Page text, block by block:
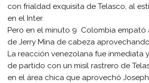
con frialdad exquisita de Telasco, al
en el Inter.
Pero en el minuto 9 Colombia empató
de Jerry Mina de cabeza
La reacción venezolana fue inmediata
de partido con un misil rastrero de
en el área chica que aprovechó